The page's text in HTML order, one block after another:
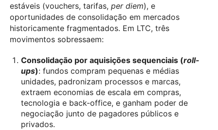
estáveis (vouchers, tarifas, per diem), e
oportunidades de consolidação em mercados
historicamente fragmentados. Em LTC, três
movimentos sobressaem:
Consolidação por aquisições sequenciais (roll-
ups): fundos compram pequenas e médias
unidades, padronizam processos e marcas,
extraem economias de escala em compras,
tecnologia e back-office, e ganham poder de
negociação junto de pagadores públicos e
privados.